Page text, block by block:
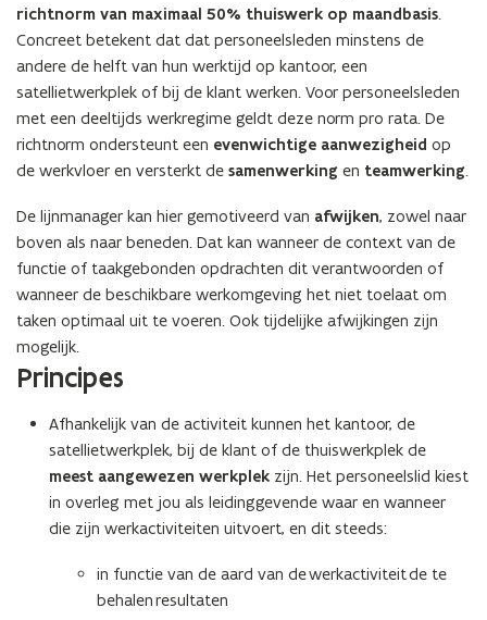
richtnorm van maximaal 50% thuiswerk op maandbasis.
Concreet betekent dat dat personeelsleden minstens de
andere de helft van hun werktijd op kantoor, een
satellietwerkplek of bij de klant werken. Voor personeelsleden
met een deeltijds werkregime geldt deze norm pro rata. De
richtnorm ondersteunt een evenwichtige aanwezigheid op
de werkvloer en versterkt de samenwerking en teamwerking.
De lijnmanager kan hier gemotiveerd van afwijken, zowel naar
boven als naar beneden. Dat kan wanneer de context van de
functie of taakgebonden opdrachten dit verantwoorden of
wanneer de beschikbare werkomgeving het niet toelaat om
taken optimaal uit te voeren. Ook tijdelijke afwijkingen zijn
mogelijk.
Principes
Afhankelijk van de activiteit kunnen het kantoor, de
satellietwerkplek, bij de klant of de thuiswerkplek de
meest aangewezen werkplek zijn. Het personeelslid kiest
in overleg met jou als leidinggevende waar en wanneer
die zijn werkactiviteiten uitvoert, en dit steeds:
in functie van de aard van de werkactiviteit de te
behalen resultaten